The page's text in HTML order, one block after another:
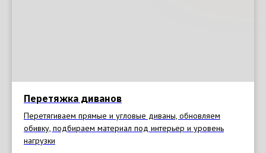
Перетяжка диванов
Перетягиваем прямые и угловые диваны, обновляем
обивку, подбираем материал под интерьер и уровень
нагрузки